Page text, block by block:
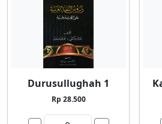
Durusullughah 1
Rp 28.500